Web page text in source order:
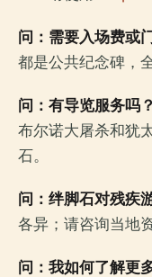
问：需要入场费或
都是公共纪念碑，
问：有导览服务吗？
布尔诺大屠杀和犹
石。
问：绊脚石对残疾
各异；请咨询当地
问：我如何了解更